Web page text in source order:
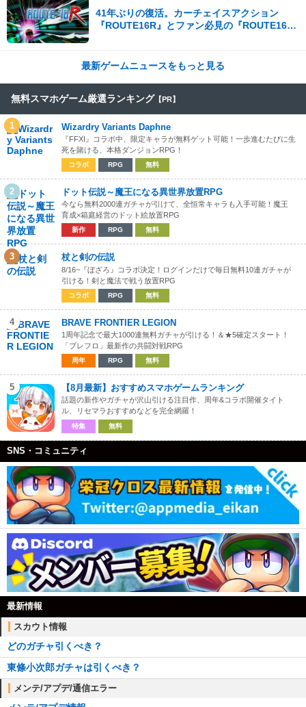
41年ぶりの復活。カーチェイスアクション
『ROUTE16R』とファン必見の『ROUTE16
最新ゲームニュースをもっと見る
無料スマホゲーム厳選ランキング 【PR】
1 Wizardry Variants Daphne
『FFXI』コラボ中、限定キャラが無料ゲット可能！一歩進むたびに生
死を賭ける、本格ダンジョンRPG！
コラボ RPG 無料
2 ドット伝説～魔王になる異世界放置RPG
今なら無料2000連ガチャが引けて、全恒常キャラも入手可能！魔王
育成×箱庭経営のドット絵放置RPG
新作 RPG 無料
3 杖と剣の伝説
8/16~『ぼざろ』コラボ決定！ログインだけで毎日無料10連ガチャが
引ける！剣と魔法で戦う放置RPG
コラボ RPG 無料
4 BRAVE FRONTIER LEGION
1周年記念で最大1000連無料ガチャが引ける！＆★5確定スタート！
「ブレフロ」最新作の共闘対戦RPG
周年 RPG 無料
5 【8月最新】おすすめスマホゲームランキング
話題の新作やガチャが沢山引ける注目作、周年&コラボ開催タイト
ル、リセマラおすすめなどを完全網羅！
特集 無料
SNS・コミュニティ
最新情報
スカウト情報
どのガチャ引くべき？
東條小次郎ガチャは引くべき？
メンテ/アプデ/通信エラー